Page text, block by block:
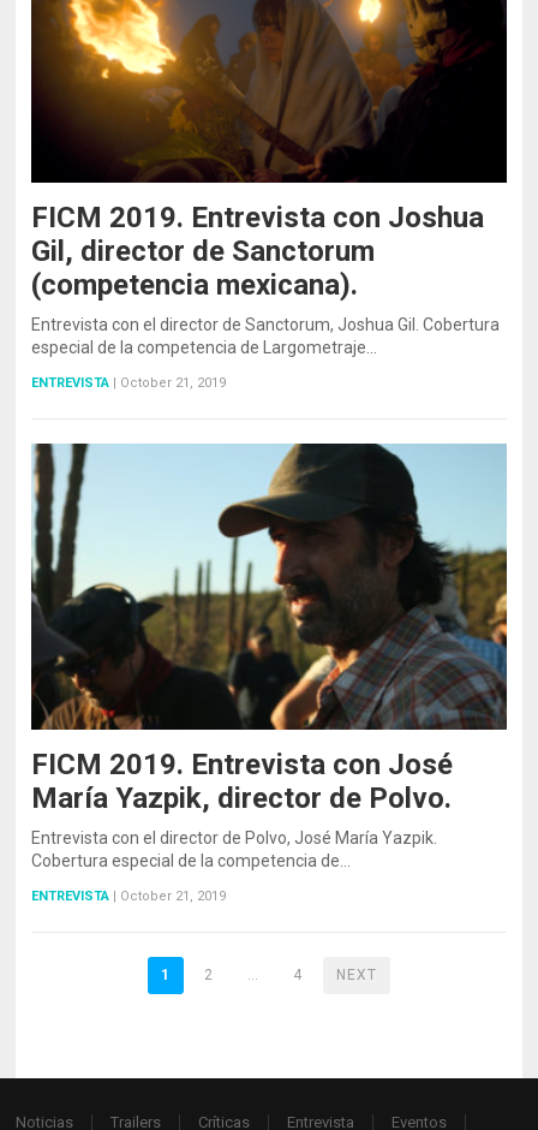
FICM 2019. Entrevista con Joshua
Gil, director de Sanctorum
(competencia mexicana).
Entrevista con el director de Sanctorum, Joshua Gil. Cobertura
especial de la competencia de Largometraje…
ENTREVISTA October 21, 2019
FICM 2019. Entrevista con José
María Yazpik, director de Polvo.
Entrevista con el director de Polvo, José María Yazpik.
Cobertura especial de la competencia de…
ENTREVISTA | October 21, 2019
1 2 … 4 NEXT
Noticias Trailers
Críticas
Entrevista
Eventos